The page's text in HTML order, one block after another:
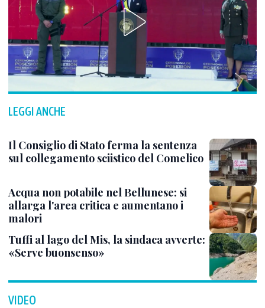
LEGGI ANCHE
Il Consiglio di Stato ferma la sentenza
sul collegamento sciistico del Comelico
Acqua non potabile nel Bellunese: si
allarga l'area critica e aumentano i
malori
Tuffi al lago del Mis, la sindaca avverte:
«Serve buonsenso»
VIDEO